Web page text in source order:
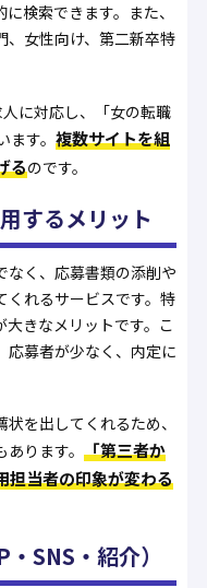
検索できます。また、
女性向け、第二新卒特
に対応し、「女の転職
す。 複数サイトを組
るのです。
するメリット
なく、応募書類の添削や
くれるサービスです。特
きなメリットです。こ
応募者が少なく、内定に
を出してくれるため、
ります。 「第三者か
担当者の印象が変わる
SNS・紹介）